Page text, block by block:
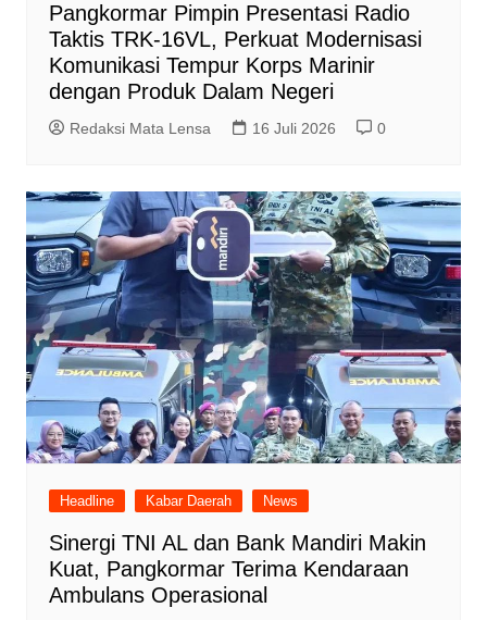
Pangkormar Pimpin Presentasi Radio
Taktis TRK-16VL, Perkuat Modernisasi
Komunikasi Tempur Korps Marinir
dengan Produk Dalam Negeri
Redaksi Mata Lensa 16 Juli 2026 0
Headline Kabar Daerah News
Sinergi TNI AL dan Bank Mandiri Makin
Kuat, Pangkormar Terima Kendaraan
Ambulans Operasional